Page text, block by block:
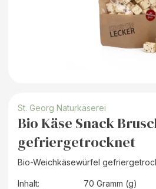
St. Georg Naturkäserei
Bio Käse Snack
gefriergetrocknet
Bio-Weichkäsewürfel
Inhalt:
70 Gramm (g)